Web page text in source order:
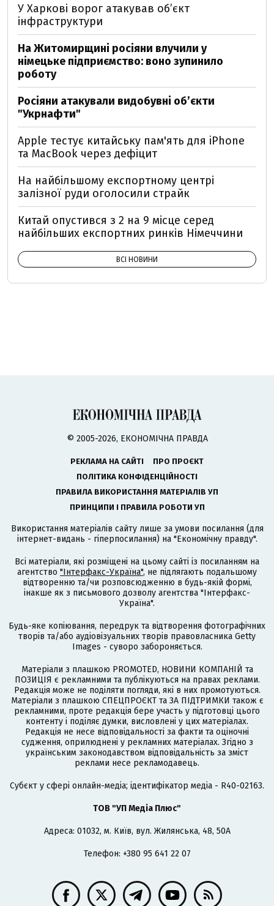
У Харкові ворог атакував обʼєкт
інфраструктури
На Житомирщині росіяни влучили у
німецьке підприємство: воно зупинило
роботу
Росіяни атакували видобувні обʼєкти
"Укрнафти"
Apple тестує китайську пам'ять для iPhone
та MacBook через дефіцит
На найбільшому експортному центрі
залізної руди оголосили страйк
Китай опустився з 2 на 9 місце серед
найбільших експортних ринків Німеччини
ВСІ НОВИНИ
© 2005-2026, ЕКОНОМІЧНА ПРАВДА
РЕКЛАМА НА САЙТІ
ПРО ПРОЄКТ
ПОЛІТИКА КОНФІДЕНЦІЙНОСТІ
ПРАВИЛА ВИКОРИСТАННЯ МАТЕРІАЛІВ УП
ПРИНЦИПИ І ПРАВИЛА РОБОТИ УП
Використання матеріалів сайту лише за умови посилання (для
інтернет-видань - гіперпосилання) на "Економічну правду".
Всі матеріали, які розміщені на цьому сайті із посиланням на
агентство "Інтерфакс-Україна", не підлягають подальшому
відтворенню та/чи розповсюдженню в будь-якій формі,
інакше як з письмового дозволу агентства "Інтерфакс-
Україна".
Будь-яке копіювання, передрук та відтворення фотографічних
творів та/або аудіовізуальних творів правовласника Getty
Images - суворо забороняється.
Матеріали з плашкою PROMOTED, НОВИНИ КОМПАНІЙ та
ПОЗИЦІЯ є рекламними та публікуються на правах реклами.
Редакція може не поділяти погляди, які в них промотуються.
Матеріали з плашкою СПЕЦПРОЄКТ та ЗА ПІДТРИМКИ також є
рекламними, проте редакція бере участь у підготовці цього
контенту і поділяє думки, висловлені у цих матеріалах.
Редакція не несе відповідальності за факти та оціночні
судження, оприлюднені у рекламних матеріалах. Згідно з
українським законодавством відповідальність за зміст
реклами несе рекламодавець.
Cубєкт у сфері онлайн-медіа; ідентифікатор медіа - R40-02163.
ТОВ "УП Медіа Плюс"
Адреса: 01032, м. Київ, вул. Жилянська, 48, 50А
Телефон: +380 95 641 22 07